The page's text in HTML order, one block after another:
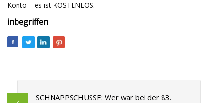
Konto – es ist KOSTENLOS.
inbegriffen
SCHNAPPSCHÜSSE: Wer war bei der 83.